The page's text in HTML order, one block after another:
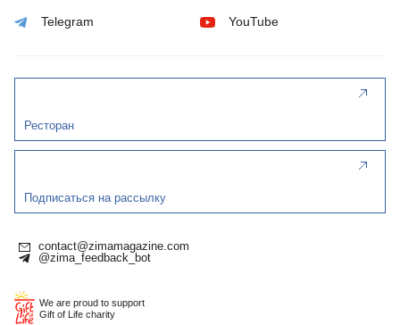
Telegram YouTube
Ресторан
Подписаться на рассылку
contact@zimamagazine.com
@zima_feedback_bot
We are proud to support
Gift of Life charity